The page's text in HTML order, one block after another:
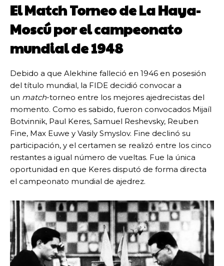
El Match Torneo de La Haya-
Moscú por el campeonato
mundial de 1948
Debido a que Alekhine falleció en 1946 en posesión
del título mundial, la FIDE decidió convocar a
un match-torneo entre los mejores ajedrecistas del
momento. Como es sabido, fueron convocados Mijaíl
Botvinnik, Paul Keres, Samuel Reshevsky, Reuben
Fine, Max Euwe y Vasily Smyslov. Fine declinó su
participación, y el certamen se realizó entre los cinco
restantes a igual número de vueltas. Fue la única
oportunidad en que Keres disputó de forma directa
el campeonato mundial de ajedrez.